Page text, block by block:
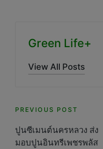
Green Life+
View All Posts
Post
navigation
PREVIOUS POST
ปูนซีเมนต์นครหลวง ส่ง
มอบปูนอินทรีเพชรพลัส